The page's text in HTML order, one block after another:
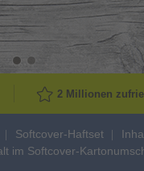
2 Millionen
Softcover-Haftset
im Softcover-